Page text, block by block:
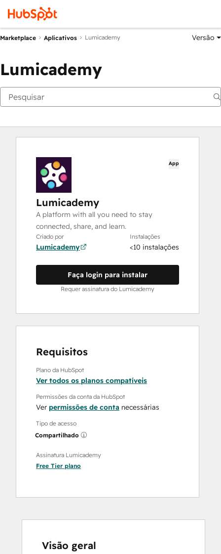
Marketplace Aplicativos Lumicademy Versão
Lumicademy
App
Lumicademy
A platform with all you need to stay
connected, share, and learn.
Criado por
Lumicademy
Instalações
<10 instalações
Faça login para instalar
Requer assinatura do Lumicademy
Requisitos
Plano da HubSpot
Ver todos os planos compatíveis
Permissões da conta da HubSpot
Ver permissões de conta necessárias
Tipo de acesso
Compartilhado
Assinatura Lumicademy
Free Tier plano
Visão geral